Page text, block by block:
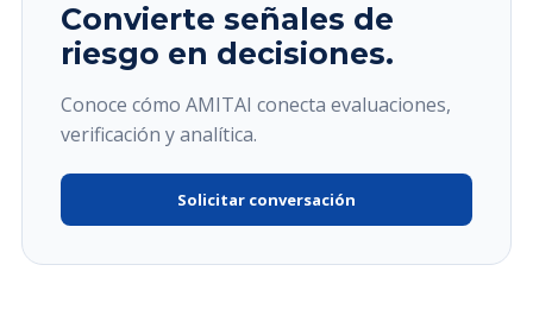
Convierte señales de
riesgo en decisiones.
Conoce cómo AMITAI conecta evaluaciones,
verificación y analítica.
Solicitar conversación